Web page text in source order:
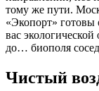
тому же пути.
«Экопорт» готовы
вас
до… биополя
Чистый